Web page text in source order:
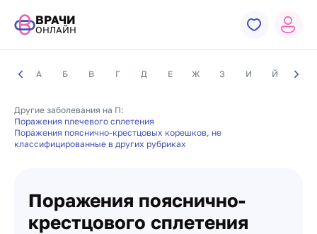
ВРАЧИ
ОНЛАЙН
А Б В Г Д Е Ж З И Й К
Другие заболевания на П:
Поражения плечевого сплетения
Поражения пояснично-крестцовых корешков, не
классифицированные в других рубриках
Поражения пояснично-
крестцового сплетения